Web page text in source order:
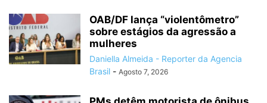
OAB/DF lança “violentômetro”
sobre estágios da agressão a
mulheres
Daniella Almeida - Reporter da Agencia
Brasil - Agosto 7, 2026